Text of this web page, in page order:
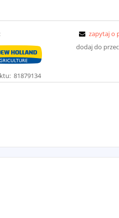
81879134
zapytaj o
dodaj do